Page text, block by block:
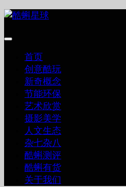
跳
内
首页
创意酷玩
新奇概念
节能环保
艺术欣赏
摄影美学
人文生态
杂七杂八
酷蝌测评
酷蝌有货
关于我们